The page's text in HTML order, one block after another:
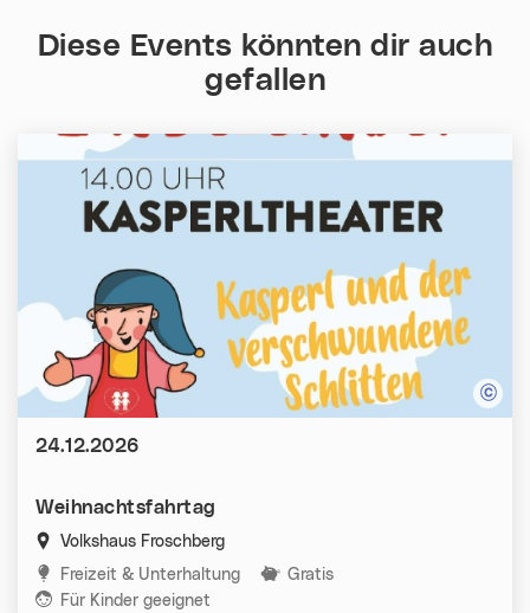
Diese Events könnten dir auch
gefallen
Weihnachtsfahrtag
Volkshaus Froschberg
Kategorien:
Freizeit & Unterhaltung
Gratis
Für Kinder geeignet
Datum:
24.12.2026